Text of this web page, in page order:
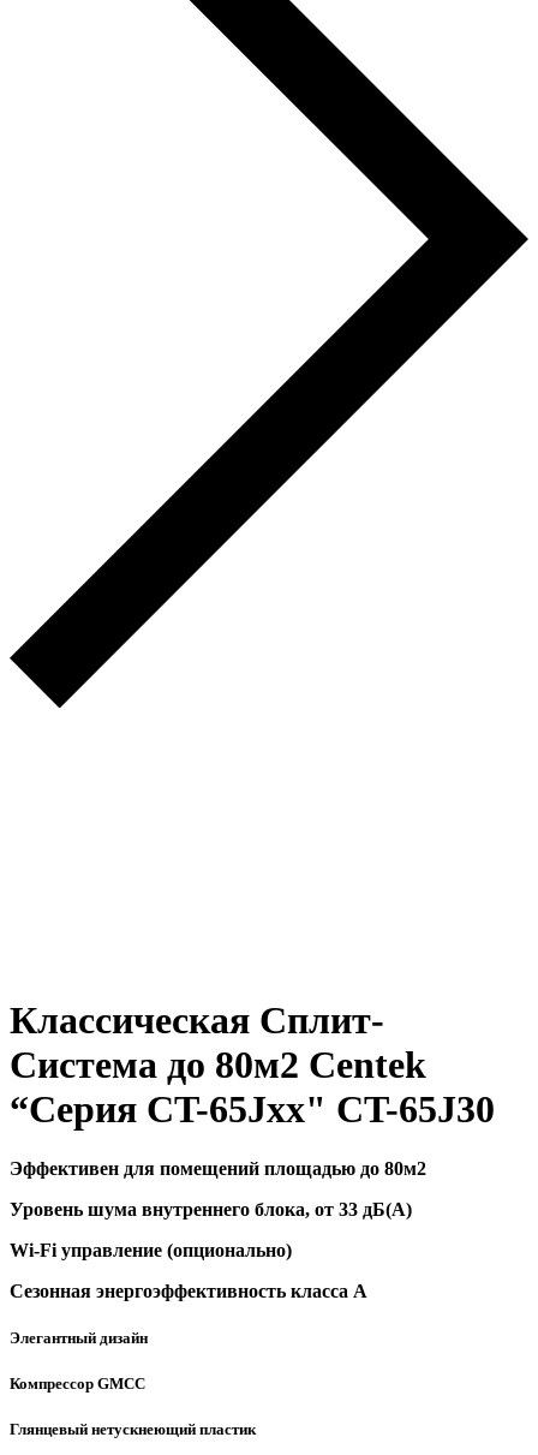
Классическая Сплит-
Система до 80м2 Centek
“Серия CT-65Jxx" CT-65J30
Эффективен для помещений площадью до 80м2
Уровень шума внутреннего блока, от 33 дБ(А)
Wi-Fi управление (опционально)
Сезонная энергоэффективность класса А
Элегантный дизайн
Компрессор GMCC
Глянцевый нетускнеющий пластик